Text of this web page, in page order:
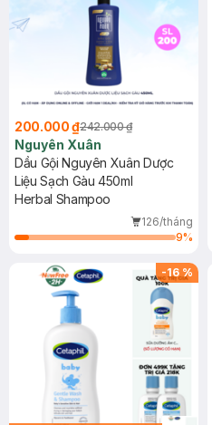
200.000 ₫242.000 ₫
Nguyên Xuân
Dầu Gội Nguyên Xuân Dược
Liệu Sạch Gàu 450ml
Herbal Shampoo
126/tháng
9%
-16 %